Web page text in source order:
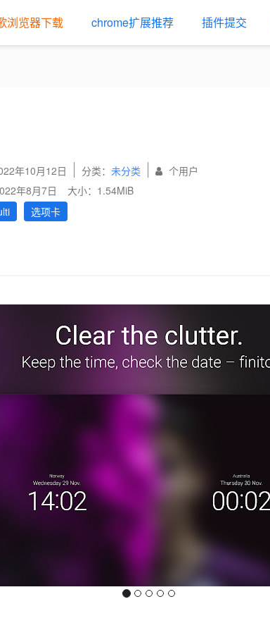
浏览器下载 chrome扩展推荐 插件提交
年10月12日 分类： 未分类
个用户
年8月7日
大小：1.54MiB
选项卡